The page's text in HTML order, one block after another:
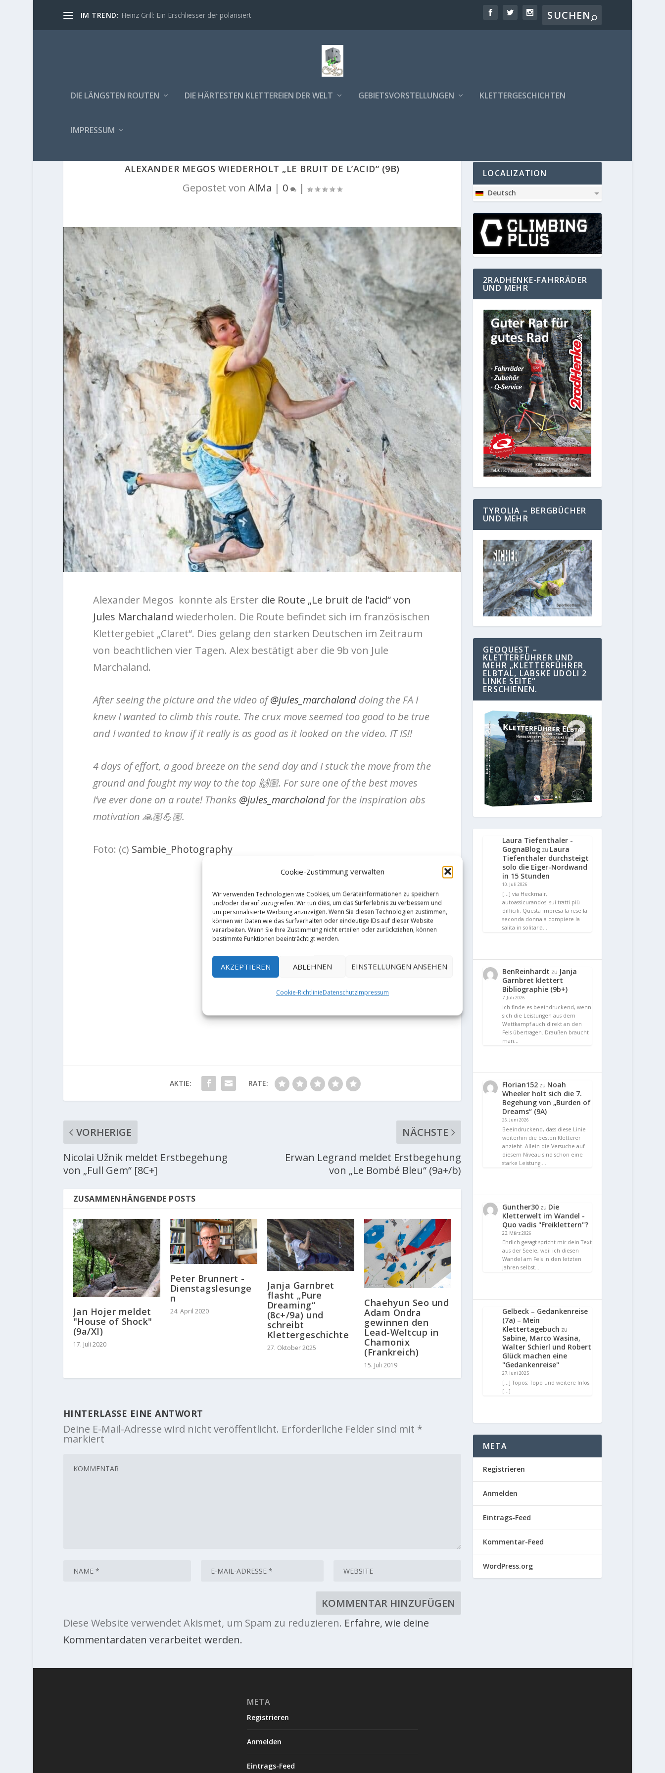
Cookie-Zustimmung verwalten
Wir verwenden Technologien wie Cookies, um Geräteinformationen zu speichern
und/oder darauf zuzugreifen. Wir tun dies, um das Surferlebnis zu verbessern und
um personalisierte Werbung anzuzeigen. Wenn Sie diesen Technologien zustimmen,
können wir Daten wie das Surfverhalten oder eindeutige IDs auf dieser Website
verarbeiten. Wenn Sie Ihre Zustimmung nicht erteilen oder zurückziehen, können
bestimmte Funktionen beeinträchtigt werden.
AKZEPTIEREN ABLEHNEN EINSTELLUNGEN ANSEHEN
Cookie-RichtlinieDatenschutzImpressum
IM TREND: Heinz Grill: Ein Erschliesser der polarisiert
DIE LÄNGSTEN ROUTEN DIE HÄRTESTEN KLETTEREIEN DER WELT GEBIETSVORSTELLUNGEN KLETTERGESCHICHTEN
IMPRESSUM
ALEXANDER MEGOS WIEDERHOLT „LE BRUIT DE L’ACID“ (9B)
Gepostet von AlMa | 0 |
Alexander Megos konnte als Erster die Route „Le bruit de l’acid“ von
Jules Marchaland wiederholen. Die Route befindet sich im französischen
Klettergebiet „Claret“. Dies gelang den starken Deutschen im Zeitraum
von beachtlichen vier Tagen. Alex bestätigt aber die 9b von Jule
Marchaland.
After seeing the picture and the video of@jules_marchalanddoing the FA I
knew I wanted to climb this route. The crux move seemed too good to be true
and I wanted to know if it really is as good as it looked on the video. IT IS!!
4 days of effort, a good breeze on the send day and I stuck the move from the
ground and fought my way to the top 🙌🏼. For sure one of the best moves
I’ve ever done on a route! Thanks @jules_marchalandfor the inspiration abs
motivation 🙏🏼💪🏼.
Foto: (c) Sambie_Photography
AKTIE: RATE:
VORHERIGE
Nicolai Užnik meldet Erstbegehung
von „Full Gem“ [8C+]
NÄCHSTE
Erwan Legrand meldet Erstbegehung
von „Le Bombé Bleu“ (9a+/b)
ZUSAMMENHÄNGENDE POSTS
Jan Hojer meldet
"House of Shock"
(9a/XI)
17. Juli 2020
Peter Brunnert -
Dienstagslesunge
n
24. April 2020
Janja Garnbret
flasht „Pure
Dreaming“
(8c+/9a) und
schreibt
Klettergeschichte
27. Oktober 2025
Chaehyun Seo und
Adam Ondra
gewinnen den
Lead-Weltcup in
Chamonix
(Frankreich)
15. Juli 2019
HINTERLASSE EINE ANTWORT
Deine E-Mail-Adresse wird nicht veröffentlicht. Erforderliche Felder sind mit *
markiert
Diese Website verwendet Akismet, um Spam zu reduzieren. Erfahre, wie deine
Kommentardaten verarbeitet werden.
LOCALIZATION
Deutsch
2RADHENKE-FAHRRÄDER
UND MEHR
TYROLIA – BERGBÜCHER
UND MEHR
GEOQUEST –
KLETTERFÜHRER UND
MEHR „KLETTERFÜHRER
ELBTAL, LABSKE UDOLI 2
LINKE SEITE“
ERSCHIENEN.
Laura Tiefenthaler -
GognaBlog zu Laura
Tiefenthaler durchsteigt
solo die Eiger-Nordwand
in 15 Stunden
10. Juli 2026
[…] via Heckmair,
autoassicurandosi sui tratti più
difficili. Questa impresa la rese la
seconda donna a compiere la
salita in solitaria…
BenReinhardt zu Janja
Garnbret klettert
Bibliographie (9b+)
7. Juli 2026
Ich finde es beeindruckend, wenn
sich die Leistungen aus dem
Wettkampf auch direkt an den
Fels übertragen. Draußen braucht
man…
Florian152 zu Noah
Wheeler holt sich die 7.
Begehung von „Burden of
Dreams“ (9A)
26. Juni 2026
Beeindruckend, dass diese Linie
weiterhin die besten Kletterer
anzieht. Allein die Versuche auf
diesem Niveau sind schon eine
starke Leistung.…
Gunther30 zu Die
Kletterwelt im Wandel -
Quo vadis "Freiklettern"?
23. März 2026
Ehrlich gesagt spricht mir dein Text
aus der Seele, weil ich diesen
Wandel am Fels in den letzten
Jahren selbst…
Gelbeck – Gedankenreise
(7a) – Mein
Klettertagebuch zu
Sabine, Marco Wasina,
Walter Schierl und Robert
Glück machen eine
"Gedankenreise"
27. Juni 2025
[…] Topos: Topo und weitere Infos
[…]
META
Registrieren
Anmelden
Eintrags-Feed
Kommentar-Feed
WordPress.org
META
Registrieren
Anmelden
Eintrags-Feed